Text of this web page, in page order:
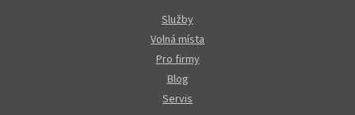
Služby
Volná místa
Pro firmy
Blog
Servis